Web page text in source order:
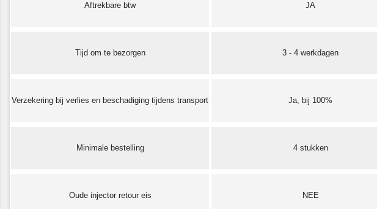
Aftrekbare btw JA
Tijd om te bezorgen 3 - 4 werkdagen
Verzekering bij verlies en beschadiging tijdens transport Ja, bij 100%
Minimale bestelling 4 stukken
Oude injector retour eis NEE